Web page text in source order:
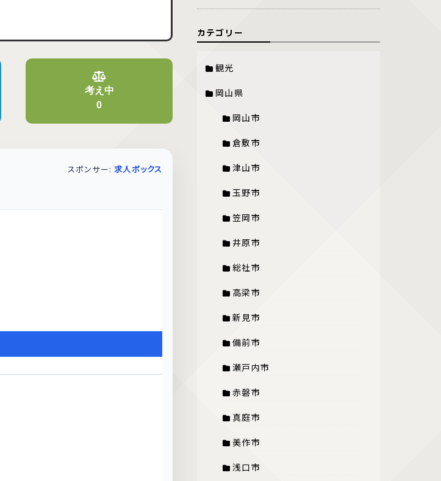
考え中
0
スポンサー:求人ボックス
カテゴリー
観光
岡山県
岡山市
倉敷市
津山市
玉野市
笠岡市
井原市
総社市
高梁市
新見市
備前市
瀬戸内市
赤磐市
真庭市
美作市
浅口市